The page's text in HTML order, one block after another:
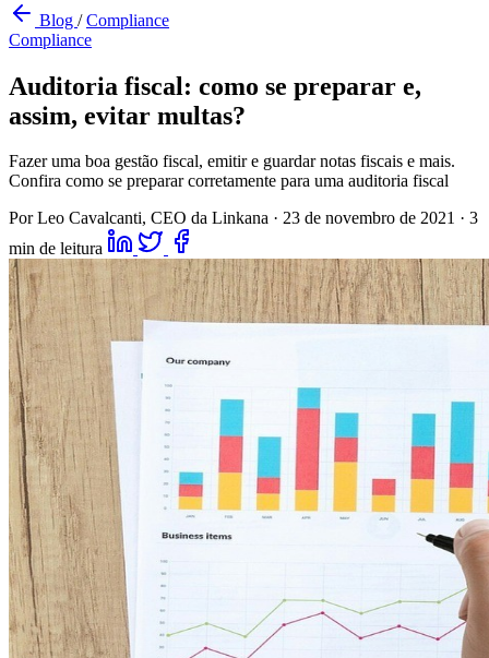
Blog /Compliance
Compliance
Auditoria fiscal: como se preparar e,
assim, evitar multas?
Fazer uma boa gestão fiscal, emitir e guardar notas fiscais e mais.
Confira como se preparar corretamente para uma auditoria fiscal
Por Leo Cavalcanti, CEO da Linkana · 23 de novembro de 2021 · 3
min de leitura